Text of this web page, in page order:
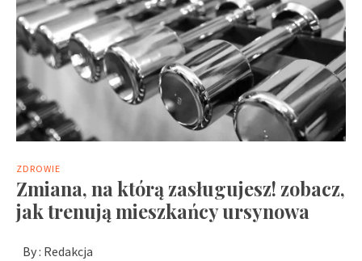
ZDROWIE
Zmiana, na którą zasługujesz! zobacz,
jak trenują mieszkańcy ursynowa
By : Redakcja